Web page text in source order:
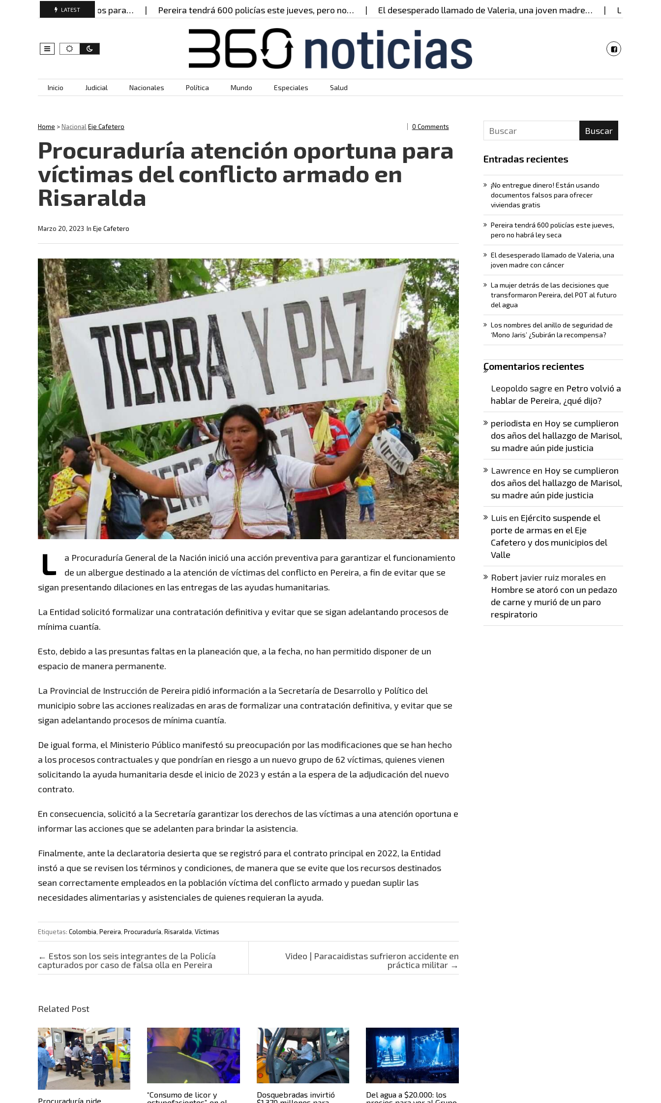
LATEST
documentos falsos para… Pereira tendrá 600 policías este jueves, pero no… El desesperado llamado de Valeria, una joven madre… La mujer
Skip to content
Inicio Judicial Nacionales Política Mundo Especiales Salud
Home >NacionalEje Cafetero 0 Comments
Procuraduría atención oportuna para
víctimas del conflicto armado en
Risaralda
In Eje Cafetero
Marzo 20, 2023
L
a Procuraduría General de la Nación inició una acción preventiva para garantizar el funcionamiento
de un albergue destinado a la atención de víctimas del conflicto en Pereira, a fin de evitar que se
sigan presentando dilaciones en las entregas de las ayudas humanitarias.
La Entidad solicitó formalizar una contratación definitiva y evitar que se sigan adelantando procesos de
mínima cuantía.
Esto, debido a las presuntas faltas en la planeación que, a la fecha, no han permitido disponer de un
espacio de manera permanente.
La Provincial de Instrucción de Pereira pidió información a la Secretaría de Desarrollo y Político del
municipio sobre las acciones realizadas en aras de formalizar una contratación definitiva, y evitar que se
sigan adelantando procesos de mínima cuantía.
De igual forma, el Ministerio Público manifestó su preocupación por las modificaciones que se han hecho
a los procesos contractuales y que pondrían en riesgo a un nuevo grupo de 62 víctimas, quienes vienen
solicitando la ayuda humanitaria desde el inicio de 2023 y están a la espera de la adjudicación del nuevo
contrato.
En consecuencia, solicitó a la Secretaría garantizar los derechos de las víctimas a una atención oportuna e
informar las acciones que se adelanten para brindar la asistencia.
Finalmente, ante la declaratoria desierta que se registró para el contrato principal en 2022, la Entidad
instó a que se revisen los términos y condiciones, de manera que se evite que los recursos destinados
sean correctamente empleados en la población víctima del conflicto armado y puedan suplir las
necesidades alimentarias y asistenciales de quienes requieran la ayuda.
Etiquetas: Colombia, Pereira, Procuraduría, Risaralda, Víctimas
Post navigation
← Estos son los seis integrantes de la Policía
capturados por caso de falsa olla en Pereira
Video | Paracaidistas sufrieron accidente en
práctica militar →
Related Post
Procuraduría pide
“Consumo de licor y
Dosquebradas invirtió
Del agua a $20.000: los
Buscar
Entradas recientes
¡No entregue dinero! Están usando
documentos falsos para ofrecer
viviendas gratis
Pereira tendrá 600 policías este jueves,
pero no habrá ley seca
El desesperado llamado de Valeria, una
joven madre con cáncer
La mujer detrás de las decisiones que
transformaron Pereira, del POT al futuro
del agua
Los nombres del anillo de seguridad de
‘Mono Jaris’ ¿Subirán la recompensa?
Comentarios recientes
Leopoldo sagre en Petro volvió a
hablar de Pereira, ¿qué dijo?
periodista en Hoy se cumplieron
dos años del hallazgo de Marisol,
su madre aún pide justicia
Lawrence en Hoy se cumplieron
dos años del hallazgo de Marisol,
su madre aún pide justicia
Luisen Ejército suspende el
porte de armas en el Eje
Cafetero y dos municipios del
Valle
Robert javier ruiz moralesen
Hombre se atoró con un pedazo
de carne y murió de un paro
respiratorio